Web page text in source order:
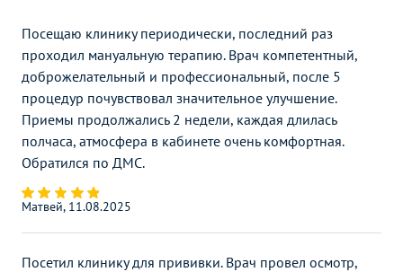
надпочечников и
забрюшинного
пространства
2100р.
УЗИ мочевого пузыря
УЗИ мочевого пузыря, с
определением остаточной
мочи
УЗИ простаты
(предстательной железы)
трансабдоминально
3000р. -
Посещаю клинику периодически, последний раз
проходил мануальную терапию. Врач компетентный,
доброжелательный и профессиональный, после 5
процедур почувствовал значительное улучшение.
Приемы продолжались 2 недели, каждая длилась
полчаса, атмосфера в кабинете очень комфортная.
Обратился по ДМС.
Матвей, 11.08.2025
Посетил клинику для прививки. Врач провел осмотр,